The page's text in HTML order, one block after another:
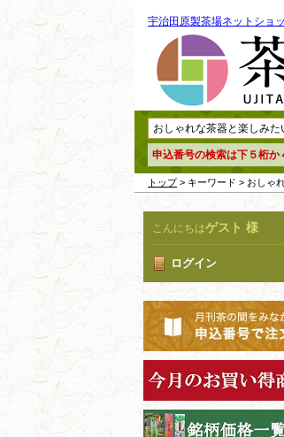
宇治田原製茶場ネットショ
申込番号の検索は下５桁か
トップ> キーワード > おしゃ
こんにちはゲスト 様
ログイン